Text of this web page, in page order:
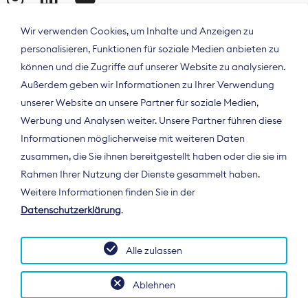
Der Bundesverband Digitalpublisher und
Zeitungsverleger (BDZV) vertritt als
Spitzenorganisation die Interessen der
Deutschland und auf EU-Ebene.
Wir verwenden Cookies, um Inhalte und Anzeigen zu
personalisieren, Funktionen für soziale Medien anbieten zu
können und die Zugriffe auf unserer Website zu analysieren.
Außerdem geben wir Informationen zu Ihrer Verwendung
unserer Website an unsere Partner für soziale Medien,
Werbung und Analysen weiter. Unsere Partner führen diese
Informationen möglicherweise mit weiteren Daten
zusammen, die Sie ihnen bereitgestellt haben oder die sie im
Rahmen Ihrer Nutzung der Dienste gesammelt haben.
Weitere Informationen finden Sie in der
Datenschutzerklärung.
Ablehnen
Alle zulassen